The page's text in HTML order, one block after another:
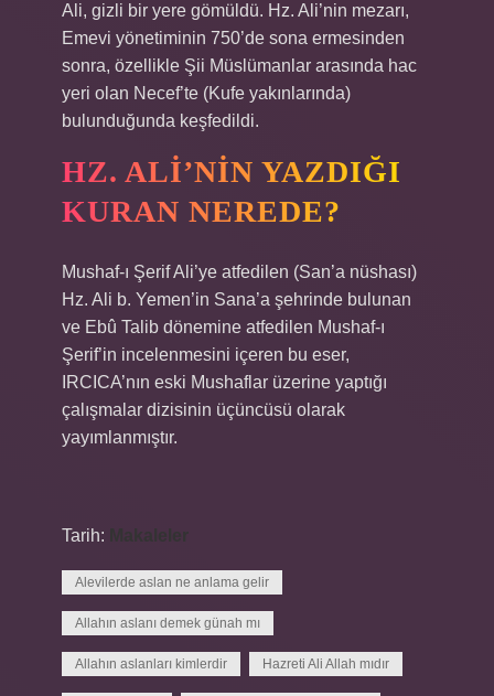
Ali, gizli bir yere gömüldü. Hz. Ali’nin mezarı,
Emevi yönetiminin 750’de sona ermesinden
sonra, özellikle Şii Müslümanlar arasında hac
yeri olan Necef’te (Kufe yakınlarında)
bulunduğunda keşfedildi.
HZ. ALI’NIN YAZDIĞI
KURAN NEREDE?
Mushaf-ı Şerif Ali’ye atfedilen (San’a nüshası)
Hz. Ali b. Yemen’in Sana’a şehrinde bulunan
ve Ebû Talib dönemine atfedilen Mushaf-ı
Şerif’in incelenmesini içeren bu eser,
IRCICA’nın eski Mushaflar üzerine yaptığı
çalışmalar dizisinin üçüncüsü olarak
yayımlanmıştır.
Tarih:
Alevilerde aslan ne anlama gelir
Allahın aslanı demek günah mı
Allahın aslanları kimlerdir Hazreti Ali Allah mıdır